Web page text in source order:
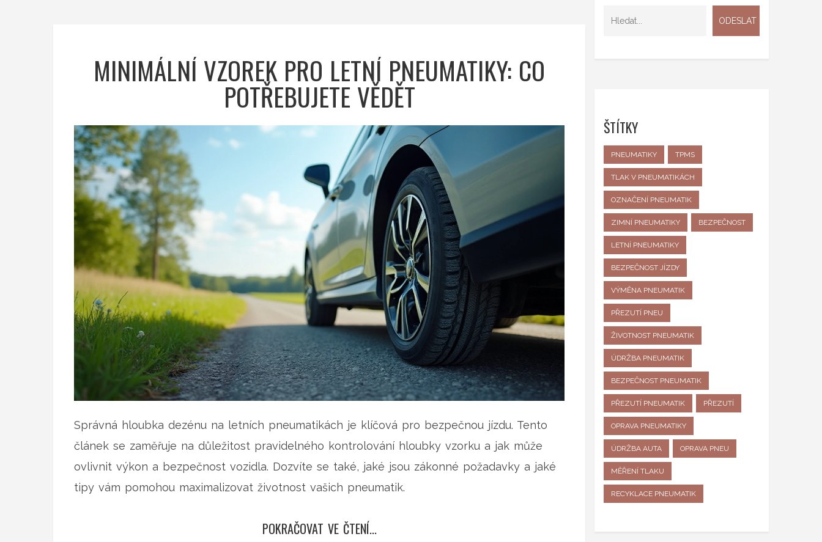
MINIMÁLNÍ VZOREK PRO LETNÍ PNEUMATIKY: CO
POTŘEBUJETE VĚDĚT
Správná hloubka dezénu na letních pneumatikách je klíčová pro bezpečnou jízdu. Tento
článek se zaměřuje na důležitost pravidelného kontrolování hloubky vzorku a jak může
ovlivnit výkon a bezpečnost vozidla. Dozvíte se také, jaké jsou zákonné požadavky a jaké
tipy vám pomohou maximalizovat životnost vašich pneumatik.
POKRAČOVAT VE ČTENÍ...
ŠTÍTKY
PNEUMATIKY TPMS
TLAK V PNEUMATIKÁCH
OZNAČENÍ PNEUMATIK
ZIMNÍ PNEUMATIKY BEZPEČNOST
LETNÍ PNEUMATIKY
BEZPEČNOST JÍZDY
VÝMĚNA PNEUMATIK
PŘEZUTÍ PNEU
ŽIVOTNOST PNEUMATIK
ÚDRŽBA PNEUMATIK
BEZPEČNOST PNEUMATIK
PŘEZUTÍ PNEUMATIK PŘEZUTÍ
OPRAVA PNEUMATIKY
ÚDRŽBA AUTA OPRAVA PNEU
MĚŘENÍ TLAKU
RECYKLACE PNEUMATIK